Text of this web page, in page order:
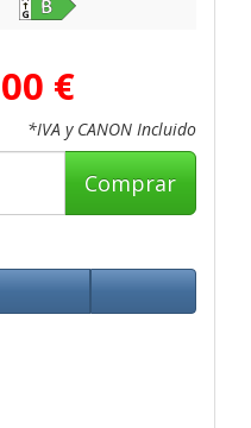
€
*IVA y CANON Incluido
Comprar